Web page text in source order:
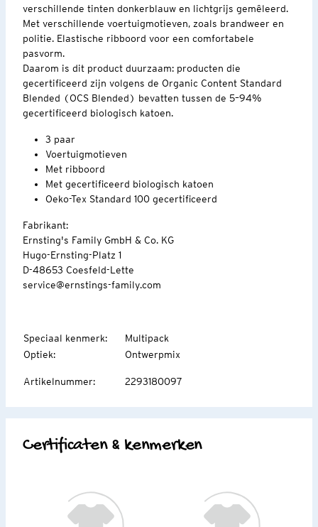
verschillende tinten donkerblauw en lichtgrijs gemêleerd.
Met verschillende voertuigmotieven, zoals brandweer en
politie. Elastische ribboord voor een comfortabele
pasvorm.
Daarom is dit product duurzaam: producten die
gecertificeerd zijn volgens de Organic Content Standard
Blended (OCS Blended) bevatten tussen de 5–94%
gecertificeerd biologisch katoen.
3 paar
Voertuigmotieven
Met ribboord
Met gecertificeerd biologisch katoen
Oeko-Tex Standard 100 gecertificeerd
Fabrikant:
Ernsting's Family GmbH & Co. KG
Hugo-Ernsting-Platz 1
D-48653 Coesfeld-Lette
service@ernstings-family.com
Speciaal kenmerk:
Multipack
Optiek: Ontwerpmix
Artikelnummer: 2293180097
Certificaten & kenmerken